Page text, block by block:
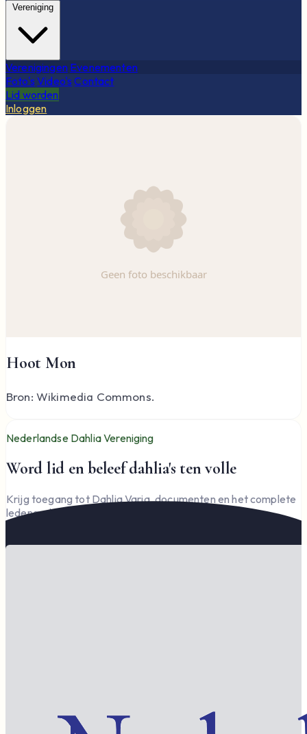
Vereniging
Verenigingen Evenementen
Foto's Video's Contact
Lid worden
Inloggen
Hoot Mon
Bron: Wikimedia Commons.
Nederlandse Dahlia Vereniging
Word lid en beleef dahlia's ten volle
Krijg toegang tot Dahlia Varia, documenten en het complete
ledengedeelte — en steun de vereniging.